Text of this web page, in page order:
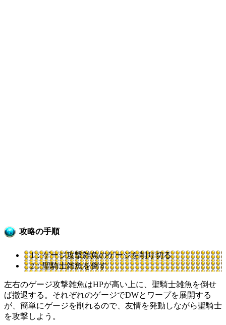
攻略の手順
1：ゲージ攻撃雑魚のゲージを削り切る
2：聖騎士雑魚を倒す
左右のゲージ攻撃雑魚はHPが高い上に、聖騎士雑魚を倒せ
ば撤退する。それぞれのゲージでDWとワープを展開する
が、簡単にゲージを削れるので、友情を発動しながら聖騎士
を攻撃しよう。